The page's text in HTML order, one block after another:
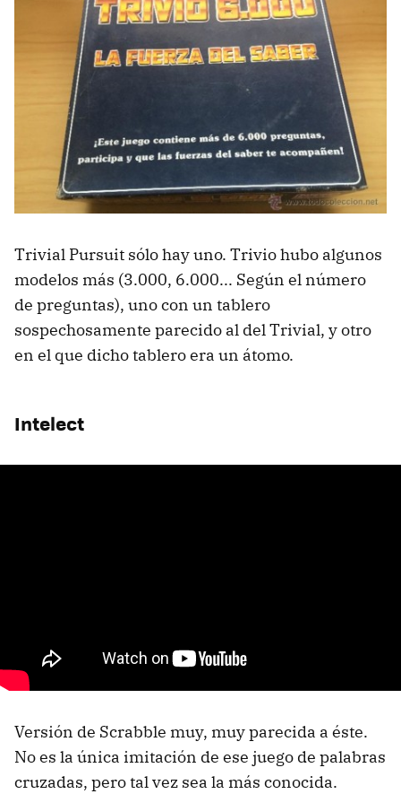
Trivial Pursuit sólo hay uno. Trivio hubo algunos
modelos más (3.000, 6.000... Según el número
de preguntas), uno con un tablero
sospechosamente parecido al del Trivial, y otro
en el que dicho tablero era un átomo.
Intelect
Versión de Scrabble muy, muy parecida a éste.
No es la única imitación de ese juego de palabras
cruzadas, pero tal vez sea la más conocida.